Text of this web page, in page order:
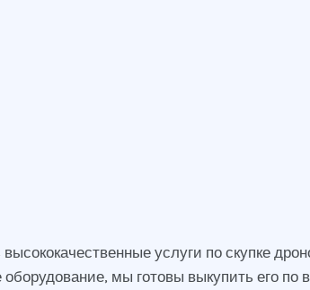
услуги по скупке
мы готовы выкупить его